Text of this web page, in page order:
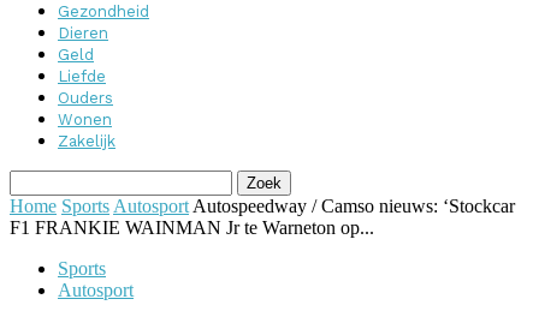
Gezondheid
Dieren
Geld
Liefde
Ouders
Wonen
Zakelijk
Home Sports Autosport Autospeedway / Camso nieuws: ‘Stockcar
F1 FRANKIE WAINMAN Jr te Warneton op...
Sports
Autosport